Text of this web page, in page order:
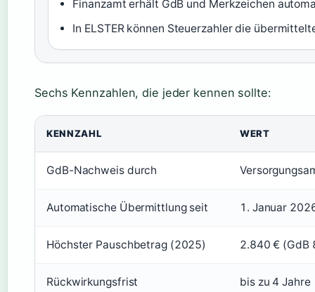
Finanzamt erhält GdB und Merkzeichen
In ELSTER können Steuerzahler die
Sechs Kennzahlen, die jeder kennen sollte:
KENNZAHL WERT
GdB-Nachweis durch
Automatische Übermittlung seit 1. Januar
Höchster Pauschbetrag (2025) 2.840 € (GdB
Rückwirkungsfrist bis zu 4 Jahre